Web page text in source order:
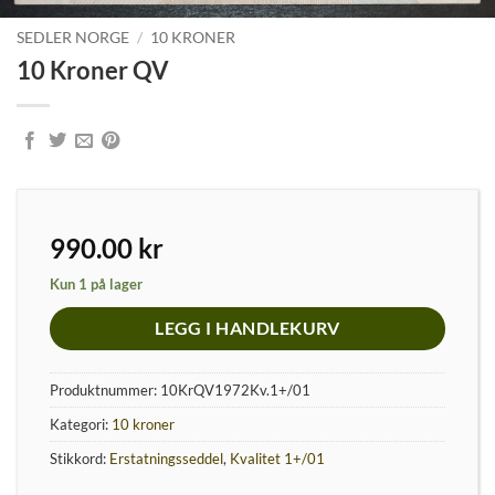
SEDLER NORGE / 10 KRONER
10 Kroner QV
990.00 kr
Kun 1 på lager
LEGG I HANDLEKURV
Produktnummer: 10KrQV1972Kv.1+/01
Kategori: 10 kroner
Stikkord: Erstatningsseddel, Kvalitet 1+/01